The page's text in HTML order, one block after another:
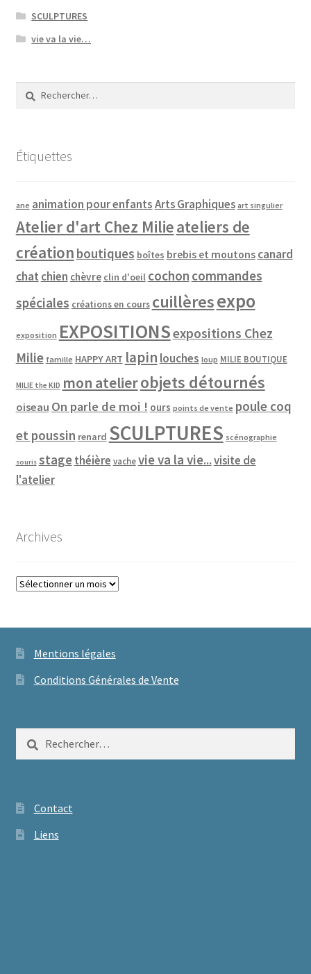
SCULPTURES
vie va la vie…
Rechercher :
Étiquettes
ane animation pour enfantsArts Graphiques art singulier
Atelier d'art Chez Milieateliers de
création boutiques boîtes brebis et moutons canard
chat chien chèvre clin d'oeil cochon commandes
spéciales créations en cours cuillèresexpo
exposition EXPOSITIONSexpositions Chez
Milie famille HAPPY ART lapin louches loup MILIE BOUTIQUE
MILIE the KID mon atelierobjets détournés
oiseau On parle de moi ! ours points de vente poule coq
et poussin renard SCULPTURES scénographie
souris stagethéière vache vie va la vie...visite de
l'atelier
Archives
Archives
Mentions légales
Conditions Générales de Vente
Rechercher :
Contact
Liens